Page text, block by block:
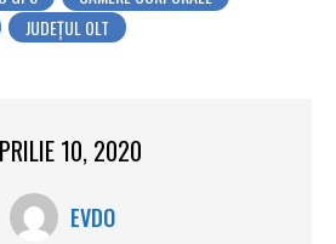
JUDEŢUL OLT
10, 2020
EVDO